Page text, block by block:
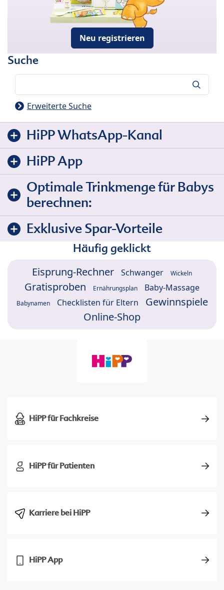
Neu registrieren
Suche
Erweiterte Suche
HiPP WhatsApp-Kanal
HiPP App
Optimale Trinkmenge für Babys
berechnen:
Exklusive Spar-Vorteile
Häufig geklickt
Eisprung-Rechner Schwanger Wickeln
Gratisproben Ernährungsplan Baby-Massage
Babynamen Checklisten für Eltern
Gewinnspiele
Online-Shop
HiPP für Fachkreise
HiPP für Patienten
Karriere bei HiPP
HiPP App